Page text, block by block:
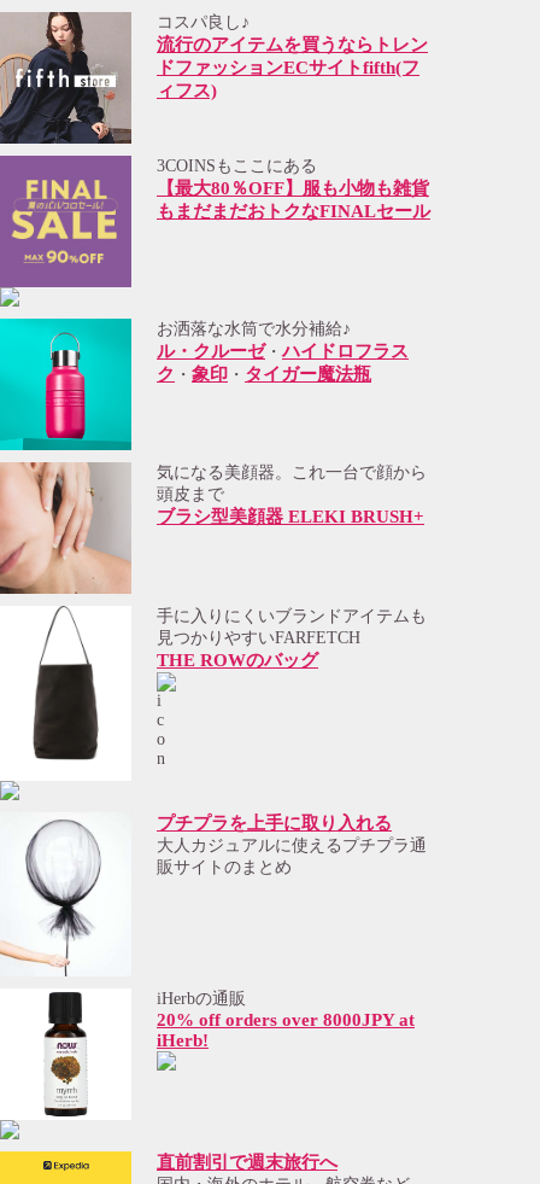
コスパ良し♪
流行のアイテムを買うならトレン
ドファッションECサイトfifth(フ
ィフス)
3COINSもここにある
【最大80％OFF】服も小物も雑貨
もまだまだおトクなFINALセール
お洒落な水筒で水分補給♪
ル・クルーゼ・ハイドロフラス
ク ・ 象印 ・ タイガー魔法瓶
気になる美顔器。これ一台で顔から
頭皮まで
ブラシ型美顔器 ELEKI BRUSH+
手に入りにくいブランドアイテムも
見つかりやすいFARFETCH
THE ROWのバッグ
プチプラを上手に取り入れる
大人カジュアルに使えるプチプラ通
販サイトのまとめ
iHerbの通販
20% off orders over 8000JPY at
iHerb!
直前割引で週末旅行へ